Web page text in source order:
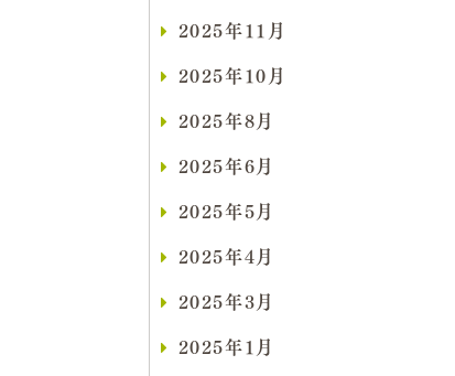
2025年11月
2025年10月
2025年8月
2025年6月
2025年5月
2025年4月
2025年3月
2025年1月